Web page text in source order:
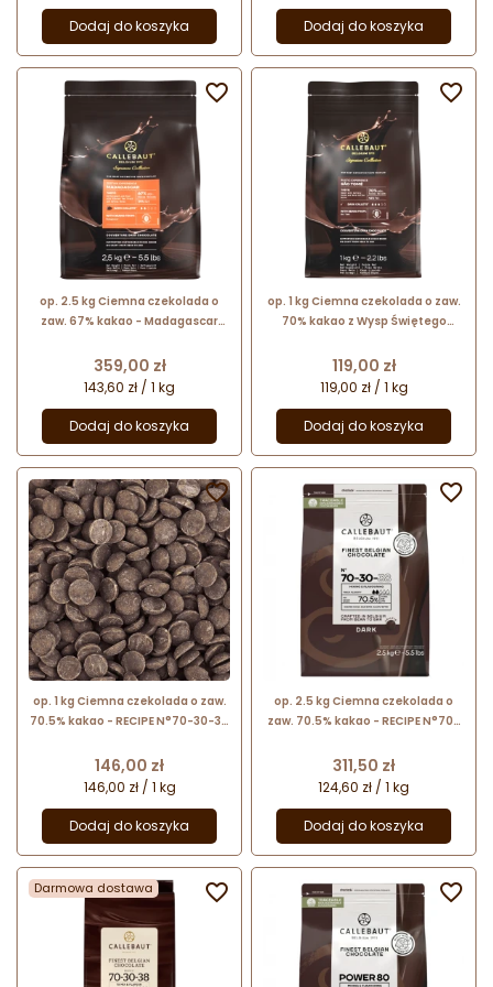
Dodaj do koszyka Dodaj do koszyka
op. 2.5 kg Ciemna czekolada o
zaw. 67% kakao - Madagascar
nr. kat. CHD-S1ZEMAD-E4-U70
Cena
359,00 zł
143,60 zł / 1 kg
Dodaj do koszyka

op. 1 kg Ciemna czekolada o zaw.
70% kakao z Wysp Świętego
Signature Collection Callebaut
Cena
119,00 zł
119,00 zł / 1 kg
Dodaj do koszyka

op. 1 kg Ciemna czekolada o zaw.
70.5% kakao - RECIPE N°70-30-38
cukiernicza w kaletkach
Cena
146,00 zł
146,00 zł / 1 kg
Dodaj do koszyka

op. 2.5 kg Ciemna czekolada o
zaw. 70.5% kakao - RECIPE N°70-
38-E4-U71
Cena
311,50 zł
124,60 zł / 1 kg
Dodaj do koszyka

Darmowa dostawa  